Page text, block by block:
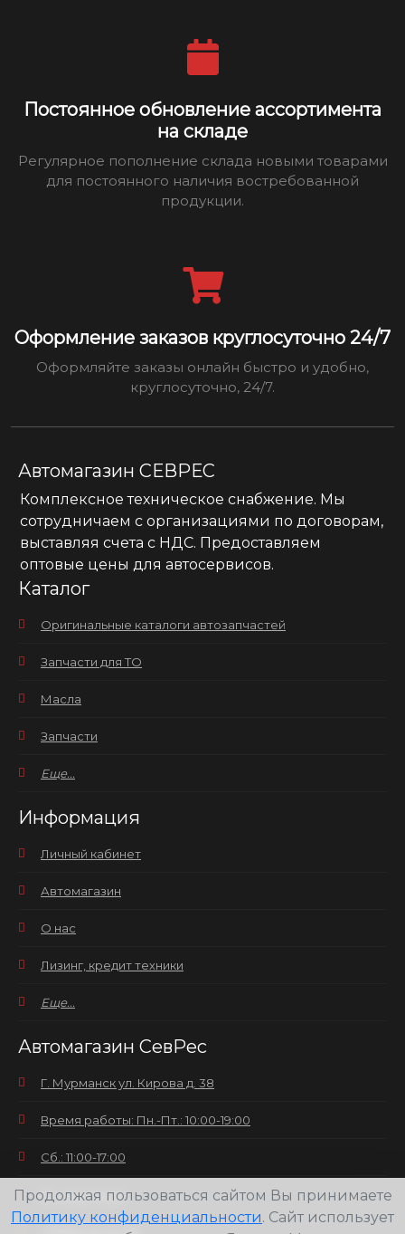
Постоянное обновление ассортимента
на складе
Регулярное пополнение склада новыми товарами
для постоянного наличия востребованной
продукции.
Оформление заказов круглосуточно 24/7
Оформляйте заказы онлайн быстро и удобно,
круглосуточно, 24/7.
Автомагазин СЕВРЕС
Комплексное техническое снабжение. Мы
сотрудничаем с организациями по договорам,
выставляя счета с НДС. Предоставляем
оптовые цены для автосервисов.
Каталог
Оригинальные каталоги автозапчастей
Запчасти для ТО
Масла
Запчасти
Еще...
Информация
Личный кабинет
Автомагазин
О нас
Лизинг, кредит техники
Еще...
Автомагазин СевРес
Г. Мурманск ул. Кирова д. 38
Время работы: Пн.-Пт.: 10:00-19:00
Сб.: 11:00-17:00
Вс.: выходной
Продолжая пользоваться сайтом Вы принимаете
Политику конфиденциальности. Сайт использует